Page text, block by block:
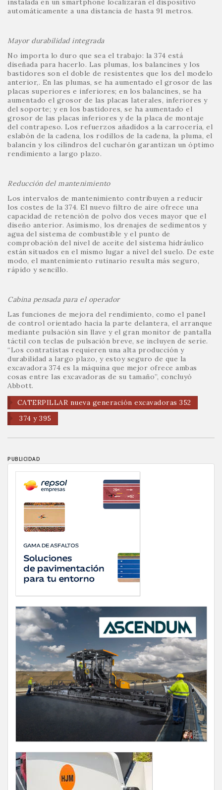
instalada en un smartphone localizarán el dispositivo
automáticamente a una distancia de hasta 91 metros.
Mayor durabilidad integrada
No importa lo duro que sea el trabajo: la 374 está
diseñada para hacerlo. Las plumas, los balancines y los
bastidores son el doble de resistentes que los del modelo
anterior,. En las plumas, se ha aumentado el grosor de las
placas superiores e inferiores; en los balancines, se ha
aumentado el grosor de las placas laterales, inferiores y
del soporte; y en los bastidores, se ha aumentado el
grosor de las placas inferiores y de la placa de montaje
del contrapeso. Los refuerzos añadidos a la carrocería, el
eslabón de la cadena, los rodillos de la cadena, la pluma, el
balancín y los cilindros del cucharón garantizan un óptimo
rendimiento a largo plazo.
Reducción del mantenimiento
Los intervalos de mantenimiento contribuyen a reducir
los costes de la 374. El nuevo filtro de aire ofrece una
capacidad de retención de polvo dos veces mayor que el
diseño anterior. Asimismo, los drenajes de sedimentos y
agua del sistema de combustible y el punto de
comprobación del nivel de aceite del sistema hidráulico
están situados en el mismo lugar a nivel del suelo. De este
modo, el mantenimiento rutinario resulta más seguro,
rápido y sencillo.
Cabina pensada para el operador
Las funciones de mejora del rendimiento, como el panel
de control orientado hacia la parte delantera, el arranque
mediante pulsación sin llave y el gran monitor de pantalla
táctil con teclas de pulsación breve, se incluyen de serie.
“Los contratistas requieren una alta producción y
durabilidad a largo plazo, y estoy seguro de que la
excavadora 374 es la máquina que mejor ofrece ambas
cosas entre las excavadoras de su tamaño”, concluyó
Abbott.
CATERPILLAR nueva generación excavadoras 352
374 y 395
PUBLICIDAD